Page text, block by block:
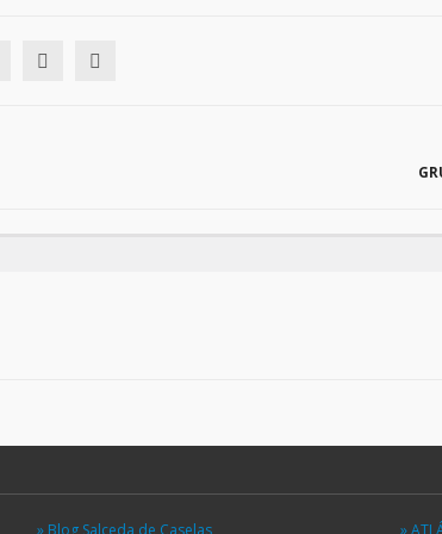
» Blog Salceda de Caselas »